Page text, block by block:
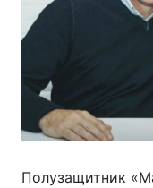
Полузащитник